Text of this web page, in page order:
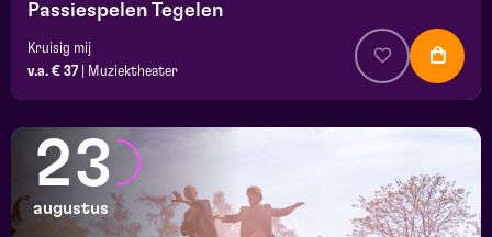
Passiespelen Tegelen
Kruisig mij
v.a. € 37
Muziektheater
23
augustus